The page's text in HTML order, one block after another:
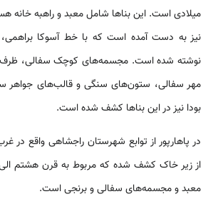
میلادی است. این بناها شامل معبد و راهبه خانه
نیز به دست آمده است که با خط آسوکا براهمی،
نوشته شده است. مجسمه‌های کوچک سفالی،
مهر سفالی، ستون‌های سنگی و قالب‌های
بودا نیز در این بناها کشف شده است.
در پاهارپور از توابع شهرستان راجشاهی واقع در
از زیر خاک کشف شده که مربوط به قرن هشتم
معبد و مجسمه‌های سفالی و برنجی است.